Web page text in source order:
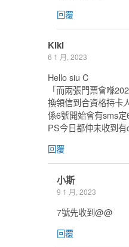
回覆
Kiki
6 1 月, 2023
Hello siu C
「而兩張門票會喺
換領信到合資格持卡
係6號開始會有sms
PS今日都仲未收到
回覆
小斯
9 1 月, 2023
7號先收到@@
回覆